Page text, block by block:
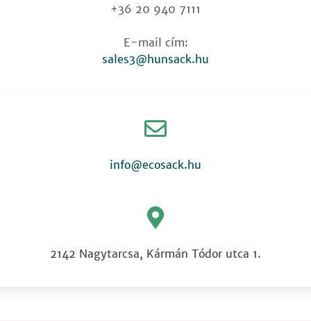
+36 20 940 7111
E-mail cím:
sales3@hunsack.hu
info@ecosack.hu
2142 Nagytarcsa, Kármán Tódor utca 1.